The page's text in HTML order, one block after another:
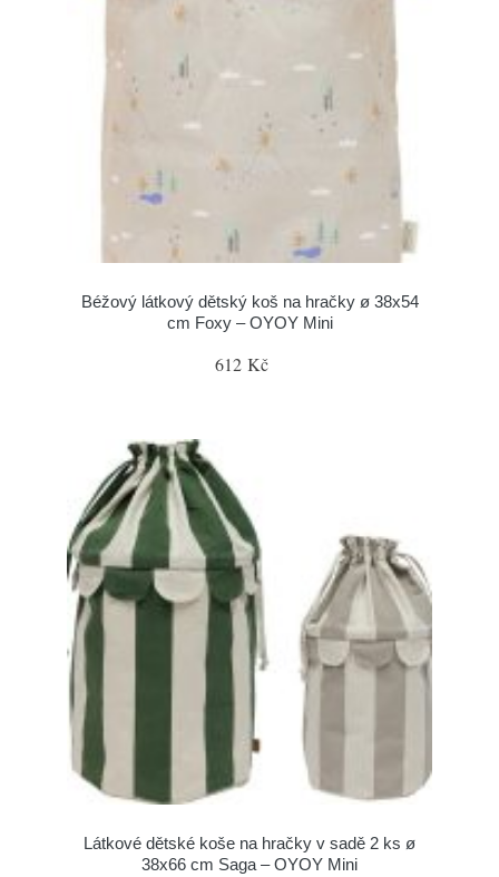
Béžový látkový dětský koš na hračky ø 38x54
cm Foxy – OYOY Mini
612 Kč
Látkové dětské koše na hračky v sadě 2 ks ø
38x66 cm Saga – OYOY Mini